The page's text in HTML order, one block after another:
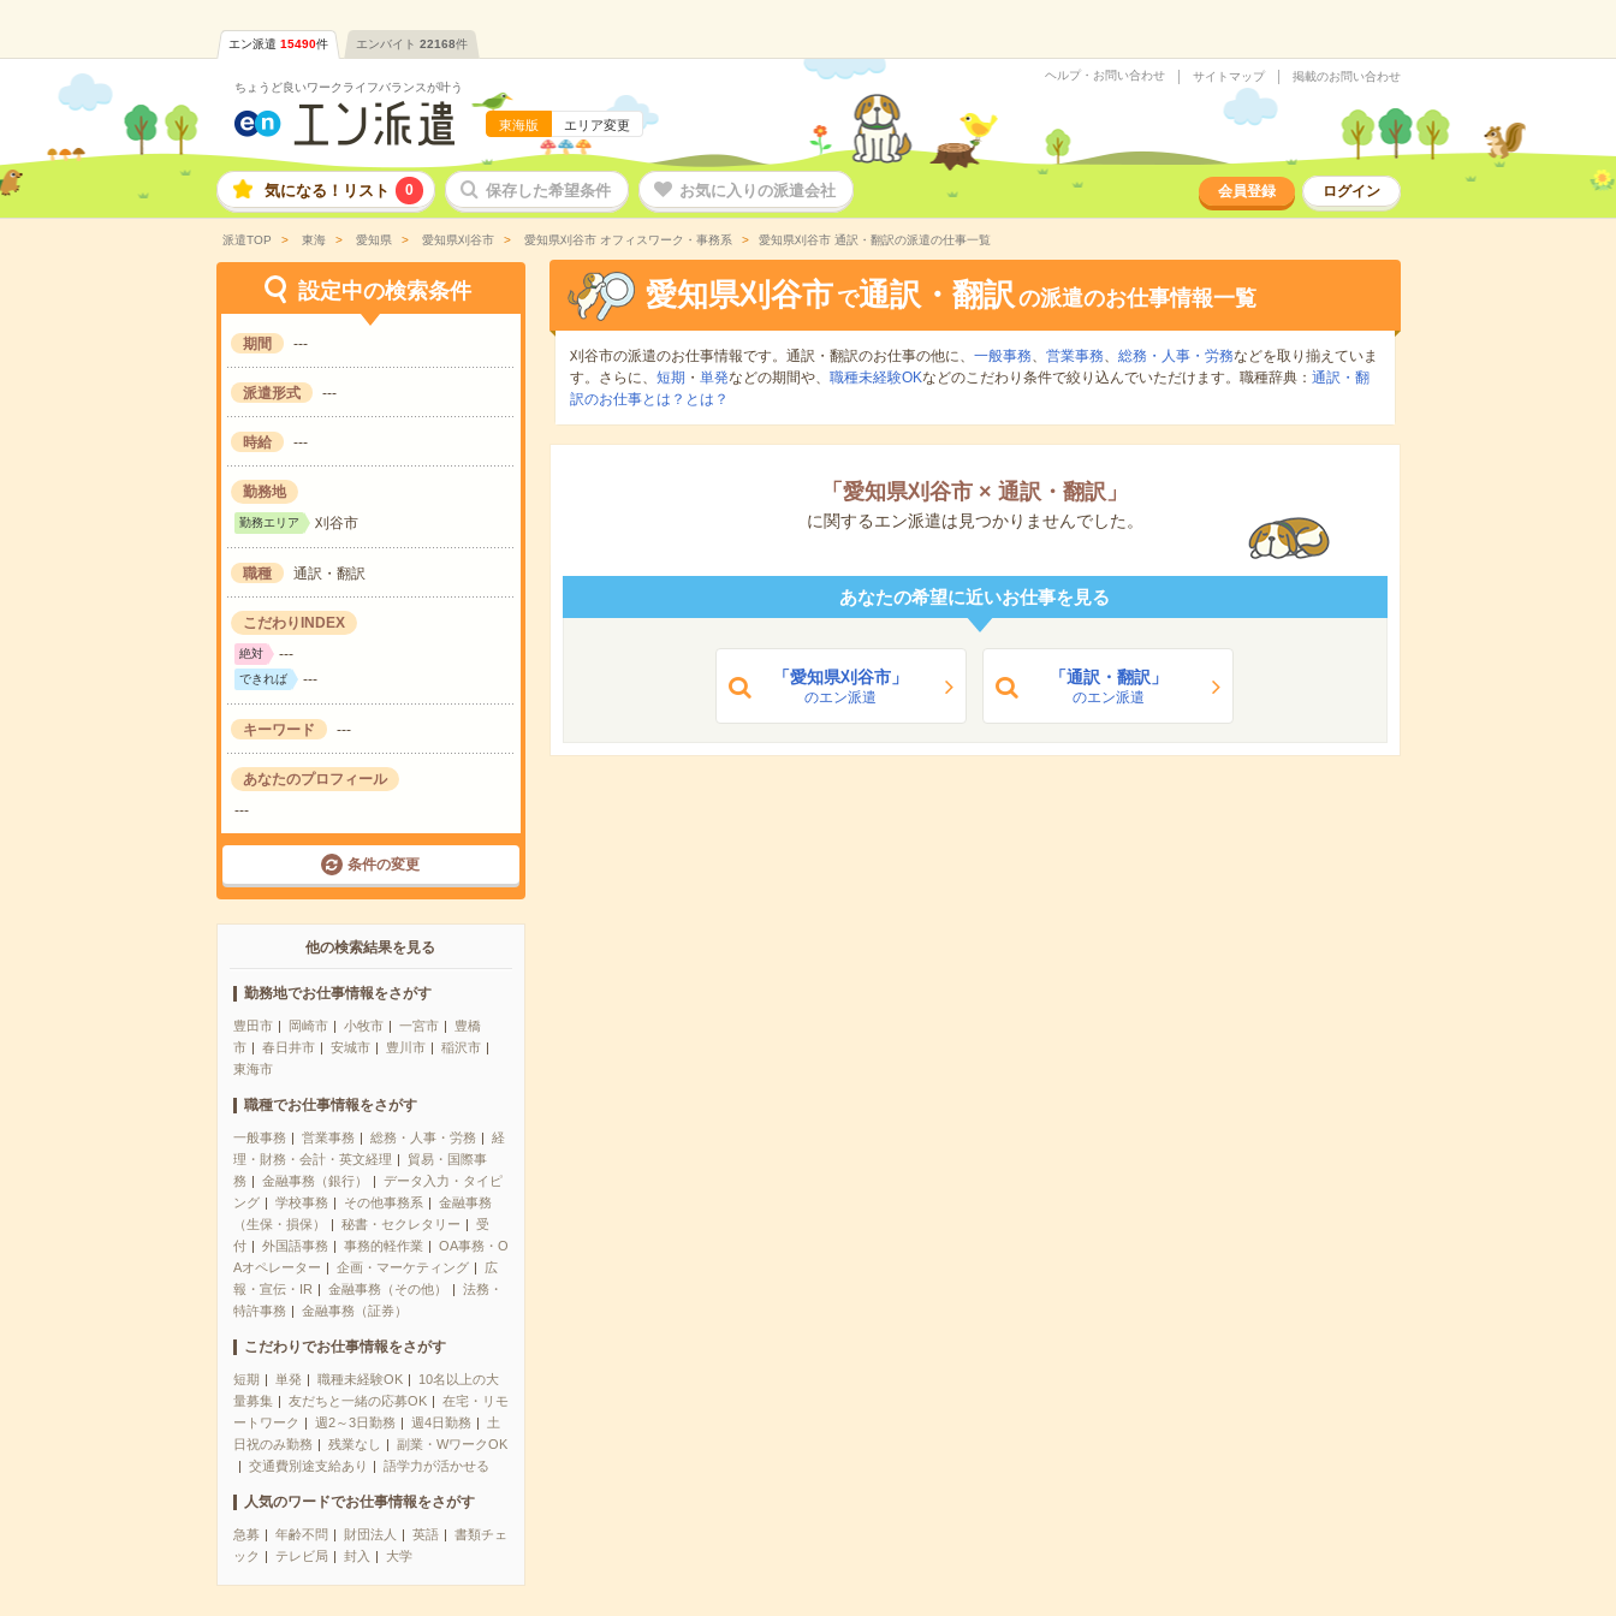
エン派遣 15490件 エンバイト 22168件
ちょうど良いワークライフバランスが叶う
東海版 エリア変更
ヘルプ・お問い合わせ サイトマップ 掲載のお問い合わせ
気になる！リスト 0 保存した希望条件 お気に入りの派遣会社 会員登録 ログイン
派遣TOP 東海 愛知県 愛知県刈谷市 愛知県刈谷市 オフィスワーク・事務系 愛知県刈谷市 通訳・翻訳の派遣の仕事一覧
設定中の検索条件
期間 ---
派遣形式 ---
時給 ---
勤務地
勤務エリア 刈谷市
職種 通訳・翻訳
こだわりINDEX
絶対 ---
できれば ---
キーワード ---
あなたのプロフィール
---
条件の変更
他の検索結果を見る
勤務地でお仕事情報をさがす
豊田市 岡崎市 小牧市 一宮市
豊橋
市
春日井市 安城市 豊川市
稲沢市
東海市
職種でお仕事情報をさがす
一般事務 営業事務 総務・人事・労務
経
理・財務・会計・英文経理
貿易・国際事
務
金融事務（銀行）
データ入力・タイピ
ング
学校事務 その他事務系
金融事務
（生保・損保）
秘書・セクレタリー
受
付
外国語事務 事務的軽作業
OA事務・O
Aオペレーター
企画・マーケティング
広
報・宣伝・IR
金融事務（その他）
法務・
特許事務
金融事務（証券）
こだわりでお仕事情報をさがす
短期 単発 職種未経験OK
10名以上の大
量募集
友だちと一緒の応募OK
在宅・リモ
ートワーク
週2～3日勤務 週4日勤務
土
日祝のみ勤務
残業なし
副業・WワークOK
交通費別途支給あり
語学力が活かせる
人気のワードでお仕事情報をさがす
急募 年齢不問 財団法人 英語
書類チェ
ック
テレビ局 封入 大学
愛知県刈谷市 で通訳・翻訳 の派遣のお仕事情報一覧
刈谷市の派遣のお仕事情報です。通訳・翻訳のお仕事の他に、 一般事務、 営業事務、 総務・人事・労務などを取り揃えていま
す。さらに、 短期 ・ 単発などの期間や、 職種未経験OKなどのこだわり条件で絞り込んでいただけます。職種辞典： 通訳・翻
訳のお仕事とは？とは？
「 愛知県刈谷市 × 通訳・翻訳 」
に関するエン派遣は見つかりませんでした。
あなたの希望に近いお仕事を見る
「愛知県刈谷市」
のエン派遣
「通訳・翻訳」
のエン派遣